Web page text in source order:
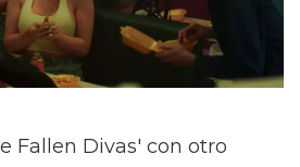
Fallen Divas' con otro